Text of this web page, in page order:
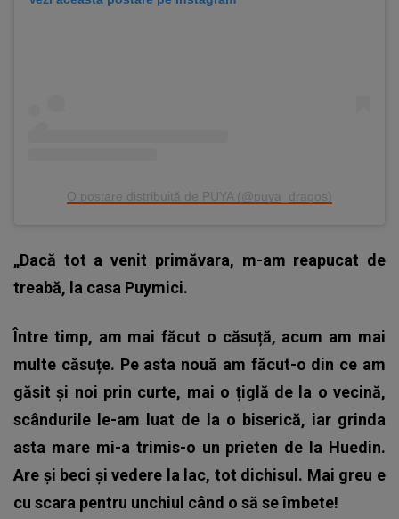
O postare distribuită de PUYA (@puya_dragos)
„Dacă tot a venit primăvara, m-am reapucat de
treabă, la casa Puymici.
Între timp, am mai făcut o căsuță, acum am mai
multe căsuțe. Pe asta nouă am făcut-o din ce am
găsit și noi prin curte, mai o țiglă de la o vecină,
scândurile le-am luat de la o biserică, iar grinda
asta mare mi-a trimis-o un prieten de la Huedin.
Are și beci și vedere la lac, tot dichisul. Mai greu e
cu scara pentru unchiul când o să se îmbete!